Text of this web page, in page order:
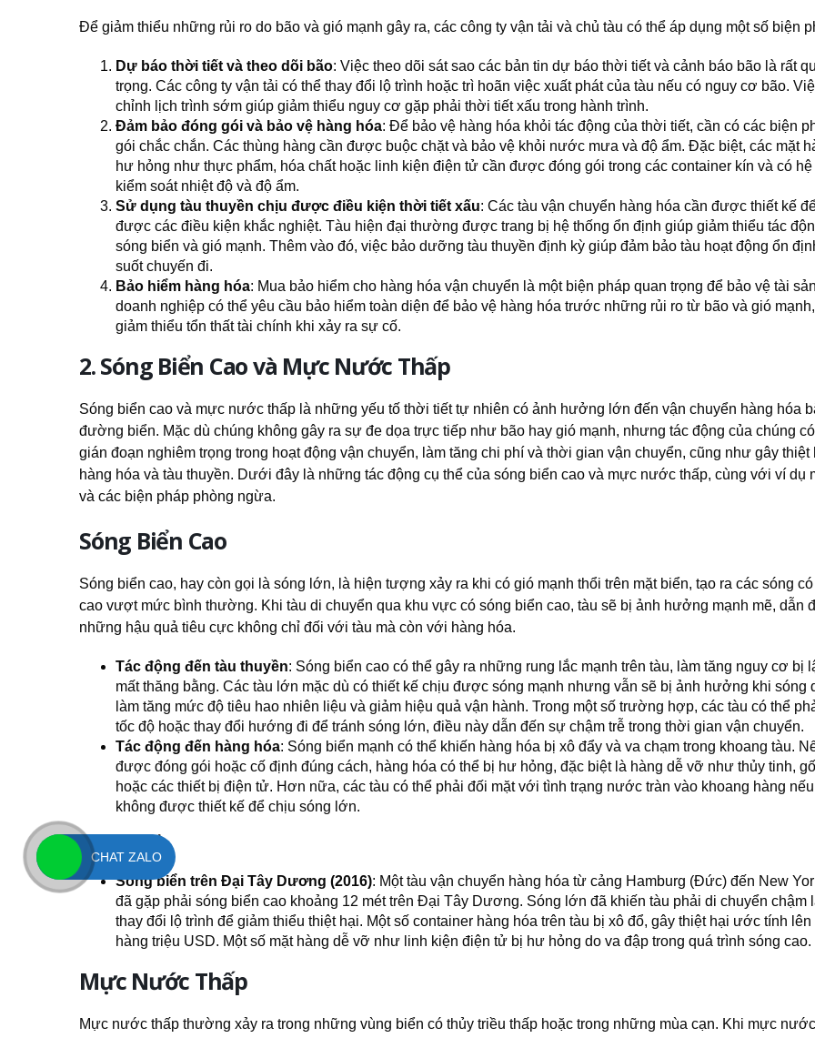
Để giảm thiểu những rủi ro do bão và gió mạnh gây ra, các công ty vận tải và chủ tàu có thể áp dụng một số biện
Dự báo thời tiết và theo dõi bão: Việc theo dõi sát sao các bản tin dự báo thời tiết và cảnh báo bão là rất
trọng. Các công ty vận tải có thể thay đổi lộ trình hoặc trì hoãn việc xuất phát của tàu nếu có nguy cơ bão.
chỉnh lịch trình sớm giúp giảm thiểu nguy cơ gặp phải thời tiết xấu trong hành trình.
Đảm bảo đóng gói và bảo vệ hàng hóa: Để bảo vệ hàng hóa khỏi tác động của thời tiết, cần có các biện
gói chắc chắn. Các thùng hàng cần được buộc chặt và bảo vệ khỏi nước mưa và độ ẩm. Đặc biệt, các mặt
hư hỏng như thực phẩm, hóa chất hoặc linh kiện điện tử cần được đóng gói trong các container kín và có hệ
kiểm soát nhiệt độ và độ ẩm.
Sử dụng tàu thuyền chịu được điều kiện thời tiết xấu: Các tàu vận chuyển hàng hóa cần được thiết kế
được các điều kiện khắc nghiệt. Tàu hiện đại thường được trang bị hệ thống ổn định giúp giảm thiểu tác
sóng biển và gió mạnh. Thêm vào đó, việc bảo dưỡng tàu thuyền định kỳ giúp đảm bảo tàu hoạt động ổn
suốt chuyến đi.
Bảo hiểm hàng hóa: Mua bảo hiểm cho hàng hóa vận chuyển là một biện pháp quan trọng để bảo vệ tài
doanh nghiệp có thể yêu cầu bảo hiểm toàn diện để bảo vệ hàng hóa trước những rủi ro từ bão và gió
giảm thiểu tổn thất tài chính khi xảy ra sự cố.
2. Sóng Biển Cao và Mực Nước Thấp
Sóng biển cao và mực nước thấp là những yếu tố thời tiết tự nhiên có ảnh hưởng lớn đến vận chuyển hàng hóa
đường biển. Mặc dù chúng không gây ra sự đe dọa trực tiếp như bão hay gió mạnh, nhưng tác động của chúng
gián đoạn nghiêm trọng trong hoạt động vận chuyển, làm tăng chi phí và thời gian vận chuyển, cũng như gây thiệt
hàng hóa và tàu thuyền. Dưới đây là những tác động cụ thể của sóng biển cao và mực nước thấp, cùng với ví dụ
và các biện pháp phòng ngừa.
Sóng Biển Cao
Sóng biển cao, hay còn gọi là sóng lớn, là hiện tượng xảy ra khi có gió mạnh thổi trên mặt biển, tạo ra các sóng
cao vượt mức bình thường. Khi tàu di chuyển qua khu vực có sóng biển cao, tàu sẽ bị ảnh hưởng mạnh mẽ, dẫn
những hậu quả tiêu cực không chỉ đối với tàu mà còn với hàng hóa.
Tác động đến tàu thuyền: Sóng biển cao có thể gây ra những rung lắc mạnh trên tàu, làm tăng nguy cơ bị
mất thăng bằng. Các tàu lớn mặc dù có thiết kế chịu được sóng mạnh nhưng vẫn sẽ bị ảnh hưởng khi sóng
làm tăng mức độ tiêu hao nhiên liệu và giảm hiệu quả vận hành. Trong một số trường hợp, các tàu có thể
tốc độ hoặc thay đổi hướng đi để tránh sóng lớn, điều này dẫn đến sự chậm trễ trong thời gian vận chuyển.
Tác động đến hàng hóa: Sóng biển mạnh có thể khiến hàng hóa bị xô đẩy và va chạm trong khoang tàu.
được đóng gói hoặc cố định đúng cách, hàng hóa có thể bị hư hỏng, đặc biệt là hàng dễ vỡ như thủy tinh,
hoặc các thiết bị điện tử. Hơn nữa, các tàu có thể phải đối mặt với tình trạng nước tràn vào khoang hàng
không được thiết kế để chịu sóng lớn.
Ví dụ cụ thể :
Sóng biển trên Đại Tây Dương (2016): Một tàu vận chuyển hàng hóa từ cảng Hamburg (Đức) đến New
đã gặp phải sóng biển cao khoảng 12 mét trên Đại Tây Dương. Sóng lớn đã khiến tàu phải di chuyển chậm
thay đổi lộ trình để giảm thiểu thiệt hại. Một số container hàng hóa trên tàu bị xô đổ, gây thiệt hại ước tính lên
hàng triệu USD. Một số mặt hàng dễ vỡ như linh kiện điện tử bị hư hỏng do va đập trong quá trình sóng cao.
Mực Nước Thấp
Mực nước thấp thường xảy ra trong những vùng biển có thủy triều thấp hoặc trong những mùa cạn. Khi mực
CHAT ZALO